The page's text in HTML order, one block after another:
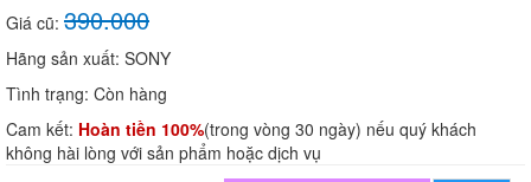
Giá cũ: 390.000
Hãng sản xuất: SONY
Tình trạng: Còn hàng
Cam kết: Hoàn tiền 100%(trong vòng 30 ngày) nếu quý khách
không hài lòng với sản phẩm hoặc dịch vụ